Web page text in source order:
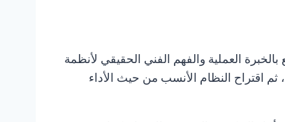
بالخبرة العملية والفهم الفني الحقيقي لأنظمة
ثم اقتراح النظام الأنسب من حيث الأداء